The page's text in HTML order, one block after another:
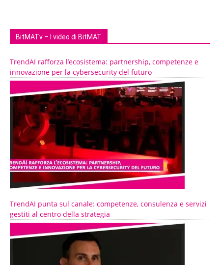
BitMATv – I video di BitMAT
TrendAI rafforza l’ecosistema: partnership, competenze e
innovazione per la cybersecurity del futuro
TrendAI punta sul canale: competenze, consulenza e servizi
gestiti al centro della strategia